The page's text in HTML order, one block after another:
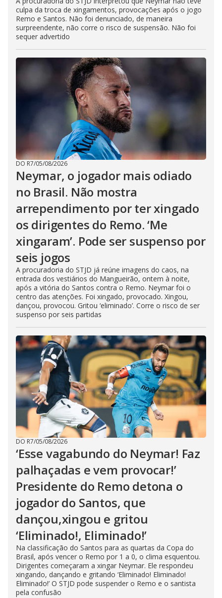
culpa da troca de xingamentos, provocações após o jogo
Remo e Santos. Não foi denunciado, de maneira
surpreendente, não corre o risco de suspensão. Não foi
sequer advertido
DO R7/05/08/2026
Neymar, o jogador mais odiado
no Brasil. Não mostra
arrependimento por ter xingado
os dirigentes do Remo. ‘Me
xingaram’. Pode ser suspenso por
seis jogos
A procuradoria do STJD já reúne imagens do caos, na
entrada dos vestiários do Mangueirão, ontem à noite,
após a vitória do Santos contra o Remo. Neymar foi o
centro das atenções. Foi xingado, provocado. Xingou,
dançou, provocou. Gritou ‘eliminado’. Corre o risco de ser
suspenso por seis partidas
DO R7/05/08/2026
‘Esse vagabundo do Neymar! Faz
palhaçadas e vem provocar!’
Presidente do Remo detona o
jogador do Santos, que
dançou,xingou e gritou
‘Eliminado!, Eliminado!’
Na classificação do Santos para as quartas da Copa do
Brasil, após vencer o Remo por 1 a 0, o clima esquentou.
Dirigentes começaram a xingar Neymar. Ele respondeu
xingando, dançando e gritando ‘Eliminado! Eliminado!
Eliminado!’ O STJD pode suspender o Remo e o santista
pela confusão